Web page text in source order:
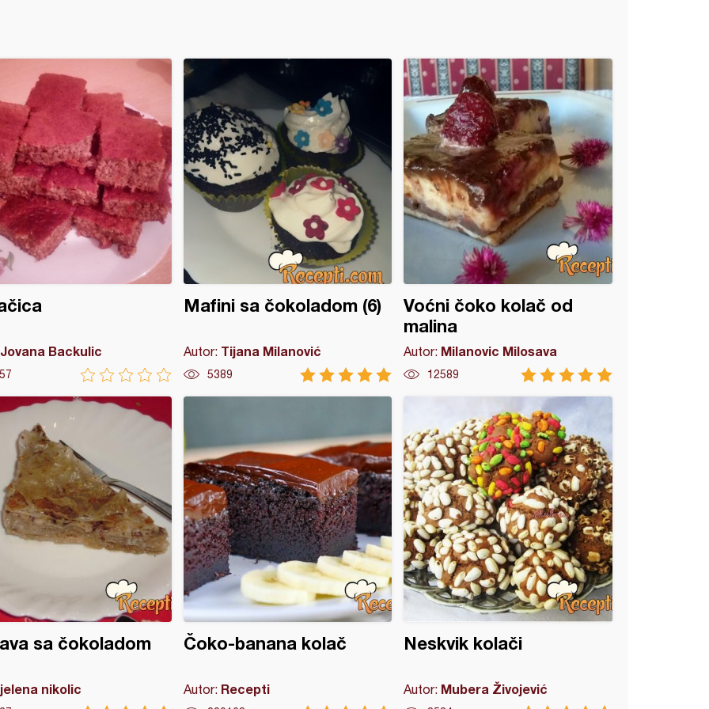
Jovana Backulic
Mafini sa čokoladom (6)
Autor: Tijana Milanović
5389
Voćni čoko kolač od
malina
Autor: Milanovic Milosava
12589
sa čokoladom
jelena nikolic
Čoko-banana kolač
Autor: Recepti
Neskvik kolači
Autor: Mubera Živojević